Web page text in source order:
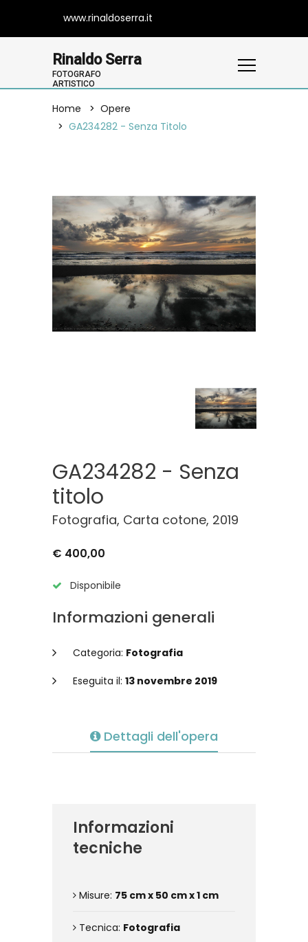
www.rinaldoserra.it
Rinaldo Serra
FOTOGRAFO
ARTISTICO
Home
Opere
GA234282 - Senza Titolo
GA234282 - Senza
titolo
Fotografia, Carta cotone, 2019
€ 400,00
Disponibile
Informazioni generali
Categoria: Fotografia
Eseguita il: 13 novembre 2019
Dettagli dell'opera
Informazioni
tecniche
Misure: 75 cm x 50 cm x 1 cm
Tecnica: Fotografia